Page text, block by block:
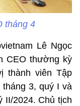
tháng 4
Lê Ngọc
CEO thường kỳ
thành viên Tập
3, quý I và
II/2024. Chủ tịch